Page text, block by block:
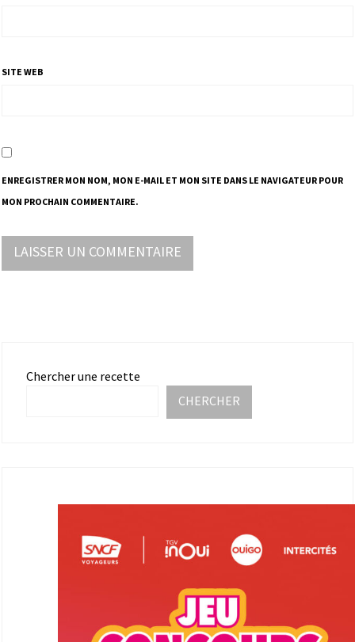
SITE WEB
ENREGISTRER MON NOM, MON E-MAIL ET MON SITE DANS LE NAVIGATEUR POUR
MON PROCHAIN COMMENTAIRE.
Chercher une recette
CHERCHER